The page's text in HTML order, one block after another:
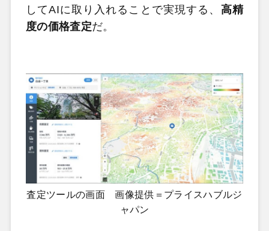
してAIに取り入れることで実現する、 高精
度の価格査定だ。
査定ツールの画面 画像提供＝プライスハブルジ
ャパン